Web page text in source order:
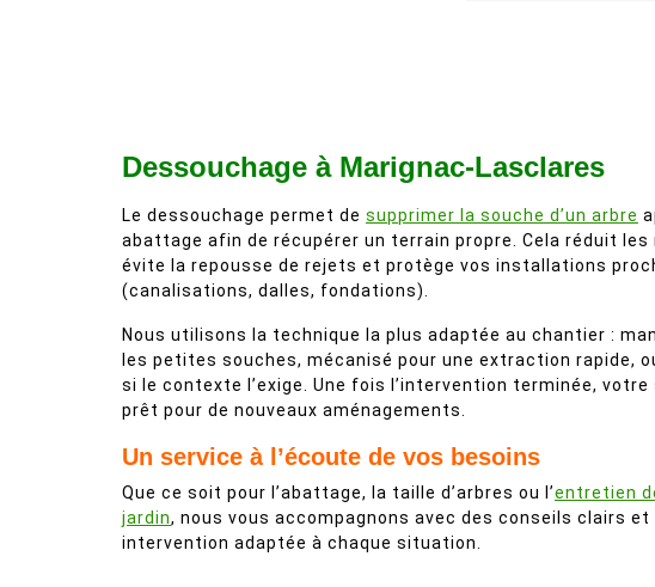
Dessouchage à Marignac-Lasclares
Le dessouchage permet de supprimer la souche d’un arbre
abattage afin de récupérer un terrain propre. Cela réduit les
évite la repousse de rejets et protège vos installations
(canalisations, dalles, fondations).
Nous utilisons la technique la plus adaptée au chantier :
les petites souches, mécanisé pour une extraction rapide,
si le contexte l’exige. Une fois l’intervention terminée, votre
prêt pour de nouveaux aménagements.
Un service à l’écoute de vos besoins
Que ce soit pour l’abattage, la taille d’arbres ou l’entretien
jardin, nous vous accompagnons avec des conseils clairs et
intervention adaptée à chaque situation.